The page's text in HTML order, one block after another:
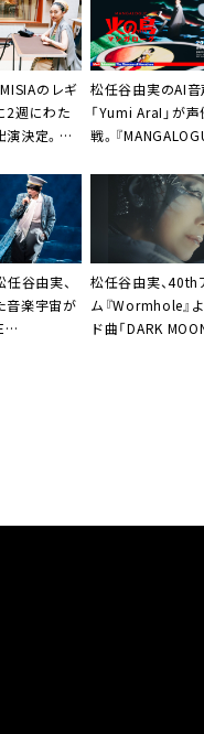
のレギ
2週にわた
決定。裏
松任谷由実のAI音
「Yumi AraI」が
戦。『
くAI役に
任谷由実、
音楽宇宙が
松任谷由実、40th
ム『Wormhole』
ド曲「DARK